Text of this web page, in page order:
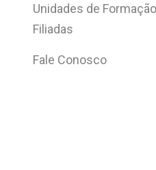
Unidades de
Filiadas
Fale Conosco